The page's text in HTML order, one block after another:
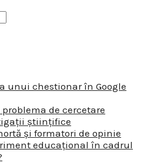
unui chestionar în Google
de cercetare
științifice
și formatori de opinie
educațional în cadrul